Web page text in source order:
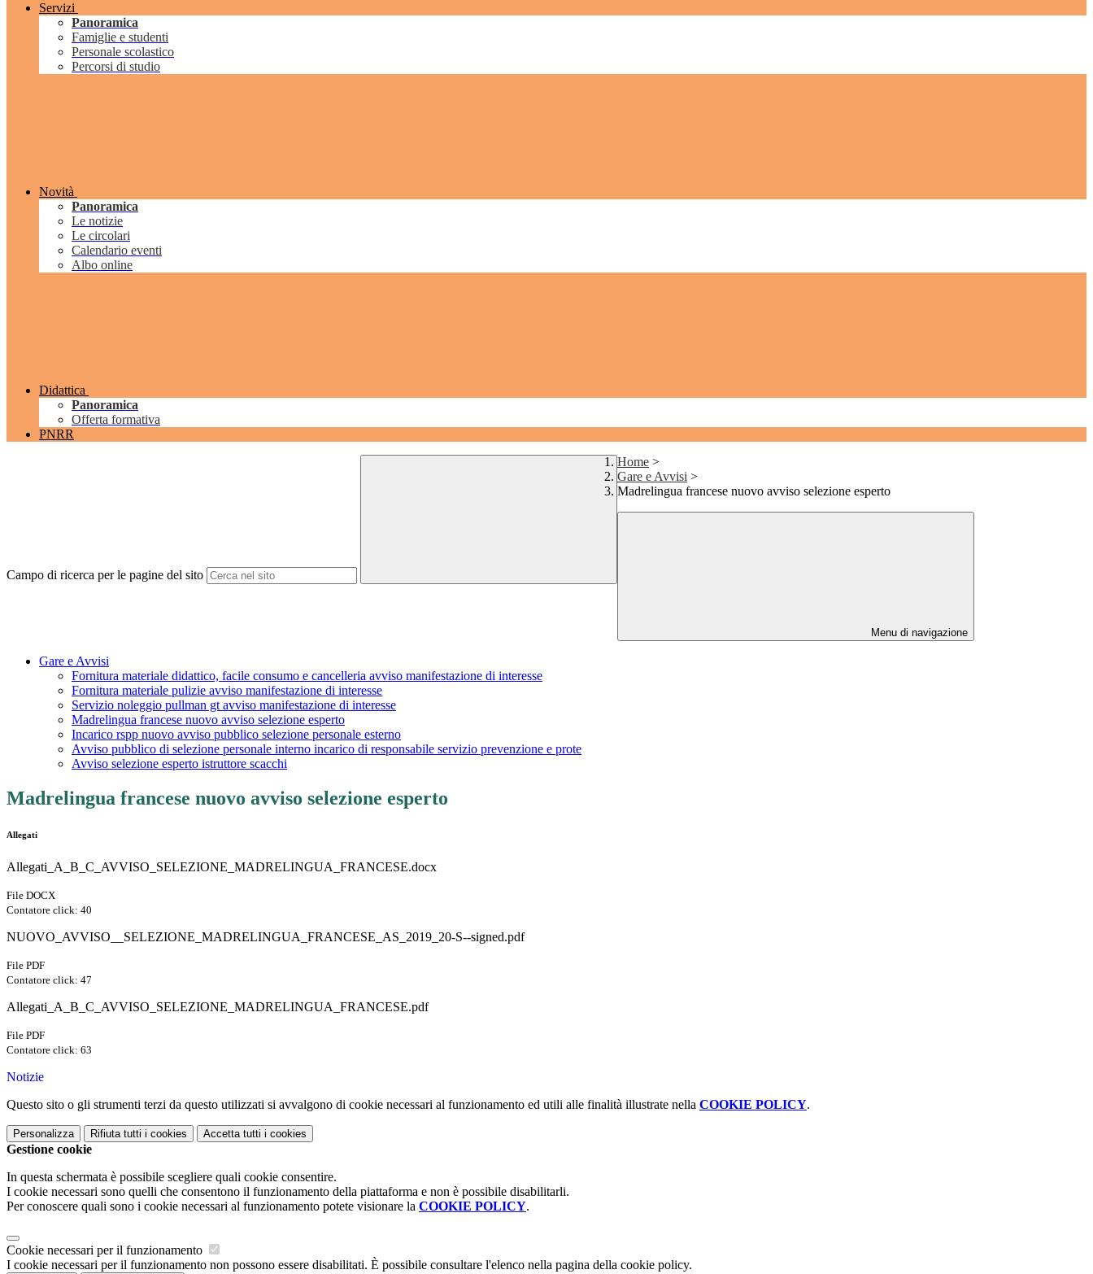
Servizi
Panoramica
Famiglie e studenti
Personale scolastico
Percorsi di studio
Novità
Panoramica
Le notizie
Le circolari
Calendario eventi
Albo online
Didattica
Panoramica
Offerta formativa
PNRR
Campo di ricerca per le pagine del sito
Home >
Gare e Avvisi >
Madrelingua francese nuovo avviso selezione esperto
Menu di navigazione
Gare e Avvisi
Fornitura materiale didattico, facile consumo e cancelleria avviso manifestazione di interesse
Fornitura materiale pulizie avviso manifestazione di interesse
Servizio noleggio pullman gt avviso manifestazione di interesse
Madrelingua francese nuovo avviso selezione esperto
Incarico rspp nuovo avviso pubblico selezione personale esterno
Avviso pubblico di selezione personale interno incarico di responsabile servizio prevenzione e prote
Avviso selezione esperto istruttore scacchi
Madrelingua francese nuovo avviso selezione esperto
Allegati
Allegati_A_B_C_AVVISO_SELEZIONE_MADRELINGUA_FRANCESE.docx
File DOCX
Contatore click: 40
NUOVO_AVVISO__SELEZIONE_MADRELINGUA_FRANCESE_AS_2019_20-S--signed.pdf
File PDF
Contatore click: 47
Allegati_A_B_C_AVVISO_SELEZIONE_MADRELINGUA_FRANCESE.pdf
File PDF
Contatore click: 63
Notizie
Questo sito o gli strumenti terzi da questo utilizzati si avvalgono di cookie necessari al funzionamento ed utili alle finalità illustrate nella COOKIE POLICY.
Personalizza Rifiuta tutti i cookies Accetta tutti i cookies
Gestione cookie
In questa schermata è possibile scegliere quali cookie consentire.
I cookie necessari sono quelli che consentono il funzionamento della piattaforma e non è possibile disabilitarli.
Per conoscere quali sono i cookie necessari al funzionamento potete visionare la COOKIE POLICY.
Cookie necessari per il funzionamento
I cookie necessari per il funzionamento non possono essere disabilitati. È possibile consultare l'elenco nella pagina della cookie policy.